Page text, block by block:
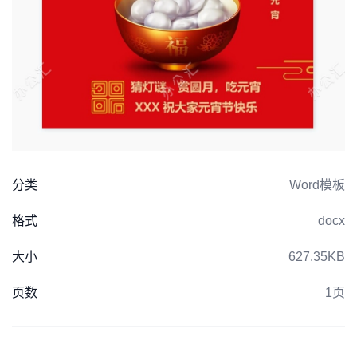
分类 Word模板
格式 docx
大小 627.35KB
页数 1页